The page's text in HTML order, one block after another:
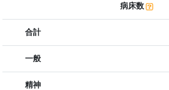
病床数
合計
一般
精神